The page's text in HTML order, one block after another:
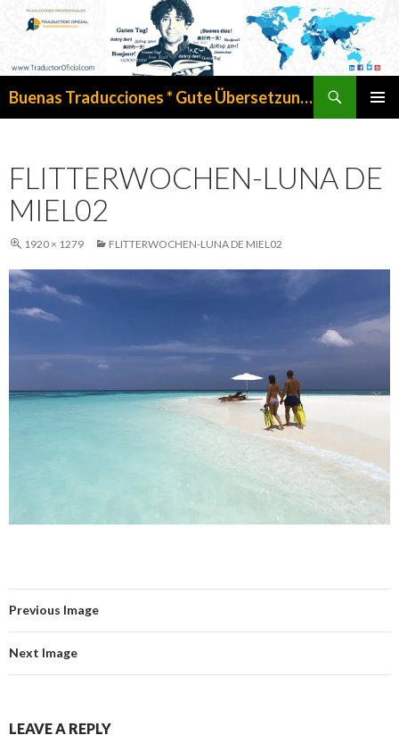
Buenas Traducciones * Gute Übersetzungen
FLITTERWOCHEN-LUNA DE
MIEL02
1920 × 1279 FLITTERWOCHEN-LUNA DE MIEL02
Previous Image
Next Image
LEAVE A REPLY